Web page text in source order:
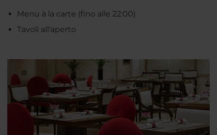
Menu à la carte (fino alle 22:00)
Tavoli all'aperto